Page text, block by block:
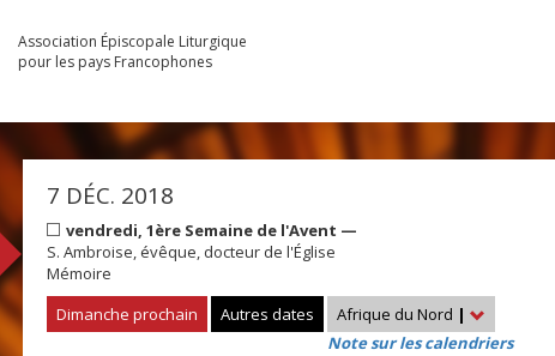
Association Épiscopale Liturgique
pour les pays Francophones
7 DÉC. 2018
vendredi, 1ère Semaine de l'Avent —
S. Ambroise, évêque, docteur de l'Église
Mémoire
Dimanche prochain
Autres dates Afrique du Nord |
Note sur les calendriers